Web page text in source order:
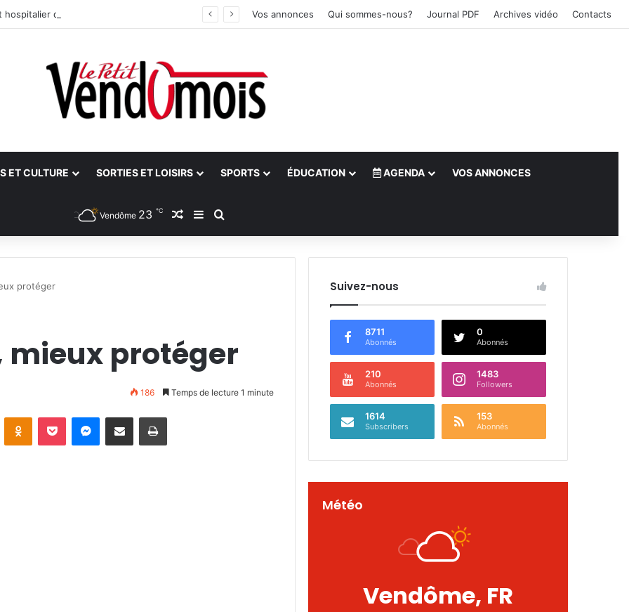
du site unique Vos annonces Qui sommes-nous? Journal PDF Archives vidéo Contacts
ET CULTURE SORTIES ET LOISIRS SPORTS ÉDUCATION AGENDA VOS ANNONCES
Vendôme 23 ℃ Article Aléatoire
Sidebar (barre latérale)
protéger
protéger
186 Temps de lecture 1 minute
Suivez-nous
8711
Abonnés
0
Abonnés
210
Abonnés
1483
Followers
1614
Subscribers
153
Abonnés
Météo
Vendôme, FR